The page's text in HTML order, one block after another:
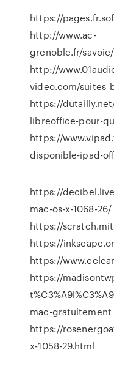
https://
http://www.ac-
grenoble.fr/
http://
video.com/
https://
libreoffice-pour-
https://
disponible-ipad-
https://
mac-os-x-1068-26/
https://
https://
https://
https://
mac-gratuitement
https://
x-1058-29.html